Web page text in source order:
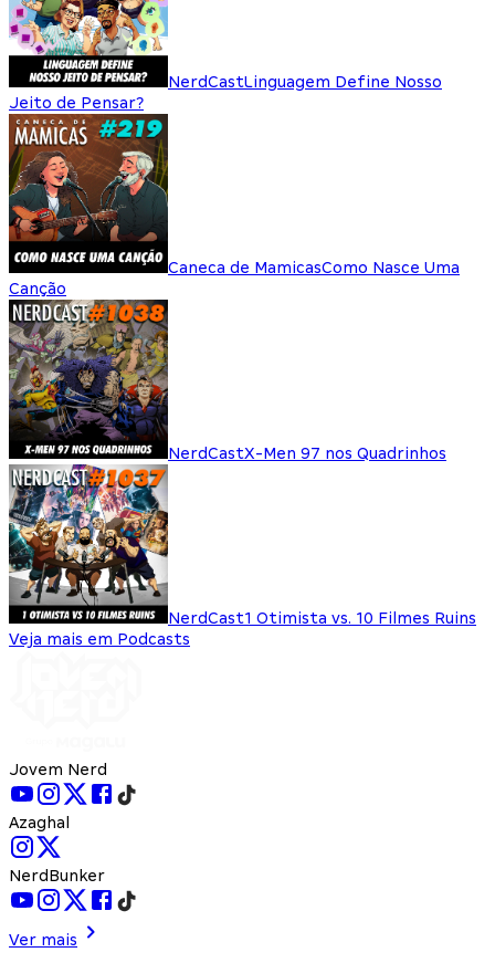
NerdCastLinguagem Define Nosso
Jeito de Pensar?
Caneca de MamicasComo Nasce Uma
Canção
NerdCastX-Men 97 nos Quadrinhos
NerdCast1 Otimista vs. 10 Filmes Ruins
Veja mais em Podcasts
Jovem Nerd
Azaghal
NerdBunker
Ver mais